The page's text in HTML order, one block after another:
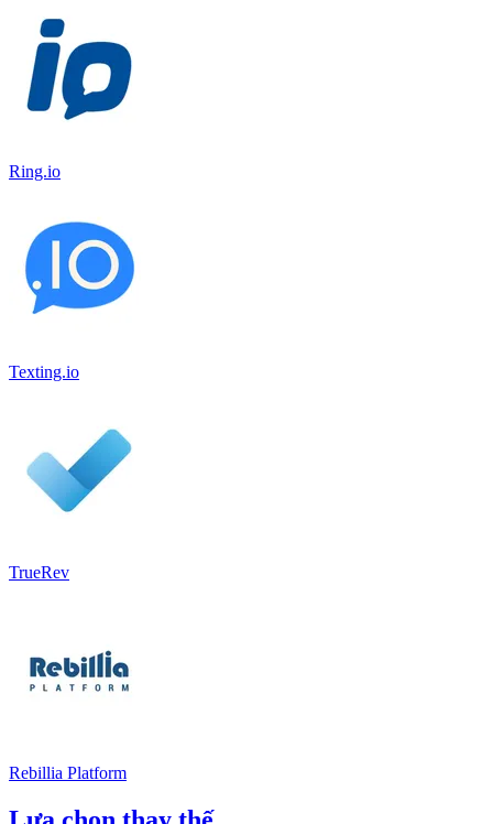
Ring.io
Texting.io
TrueRev
Rebillia Platform